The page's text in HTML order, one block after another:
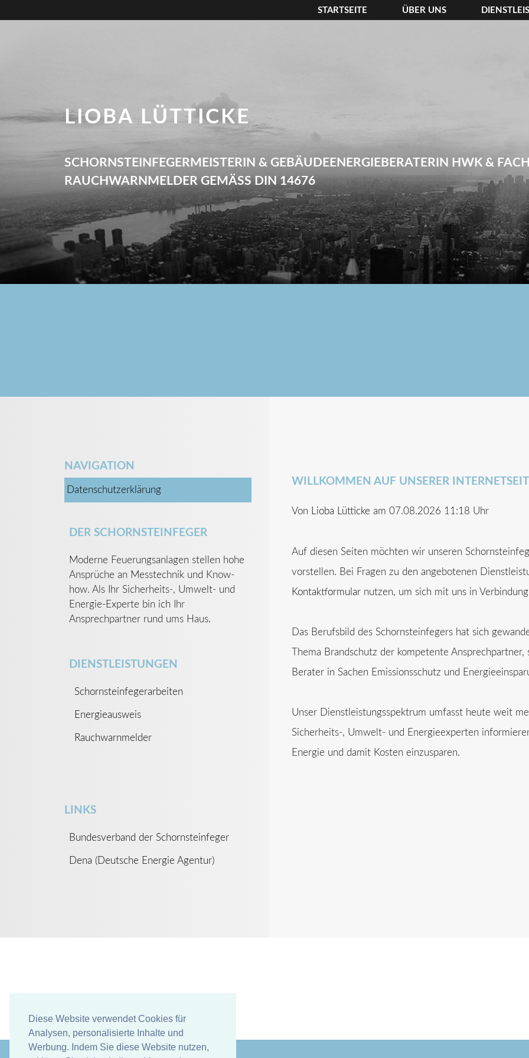
Diese Website verwendet Cookies für
Analysen, personalisierte Inhalte und
Werbung. Indem Sie diese Website nutzen,
Diese Website verwendet Cookies für
Analysen, personalisierte Inhalte und
Werbung. Indem Sie diese Website nutzen,
STARTSEITE ÜBER UNS
LIOBA LÜTTICKE
SCHORNSTEINFEGERMEISTERIN & GEBÄUDEENERGIEBERATERIN HWK &
RAUCHWARNMELDER GEMÄSS DIN 14676
NAVIGATION
Datenschutzerklärung
DER SCHORNSTEINFEGER
Moderne Feuerungsanlagen stellen hohe
Ansprüche an Messtechnik und Know-
how. Als Ihr Sicherheits-, Umwelt- und
Energie-Experte bin ich Ihr
Ansprechpartner rund ums Haus.
DIENSTLEISTUNGEN
Schornsteinfegerarbeiten
Energieausweis
Rauchwarnmelder
LINKS
Bundesverband der Schornsteinfeger
Dena (Deutsche Energie Agentur)
WILLKOMMEN AUF UNSERER
Von Lioba Lütticke am 07.08.2026 11:18 Uhr
Auf diesen Seiten möchten wir unseren
vorstellen. Bei Fragen zu den angebotenen
Kontaktformularnutzen, um sich mit uns in
Das Berufsbild des Schornsteinfegers hat sich
Thema Brandschutz der kompetente
Berater in Sachen Emissionsschutz und
Unser Dienstleistungsspektrum umfasst heute weit
Sicherheits-, Umwelt- und Energieexperten
Energie und damit Kosten einzusparen.